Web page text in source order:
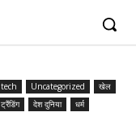
tech Uncategorized
खेल
ट्रैंडिंग देश दुनिया
धर्म